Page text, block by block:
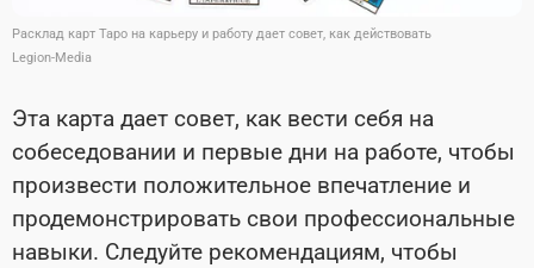
Расклад карт Таро на карьеру и работу дает совет, как действовать
Legion-Media
Эта карта дает совет, как вести себя на
собеседовании и первые дни на работе, чтобы
произвести положительное впечатление и
продемонстрировать свои профессиональные
навыки. Следуйте рекомендациям, чтобы